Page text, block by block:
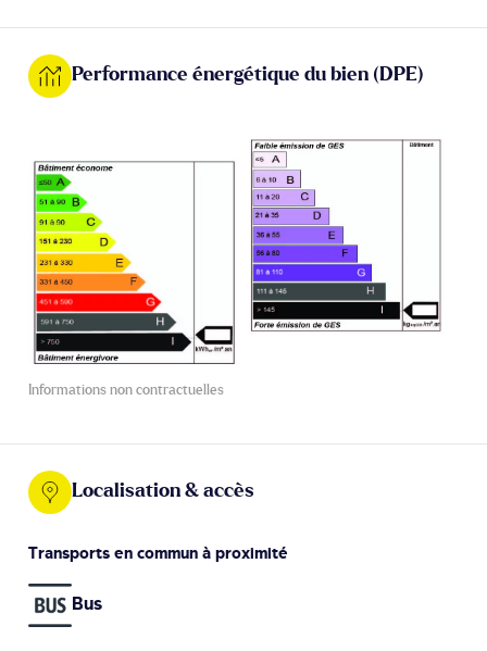
Performance énergétique du bien (DPE)
Informations non contractuelles
Localisation & accès
Transports en commun à proximité
Bus